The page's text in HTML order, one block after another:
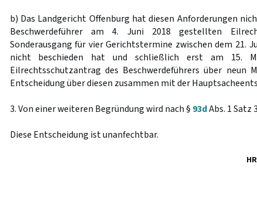
b) Das Landgericht Offenburg hat diesen Anforderungen
Beschwerdeführer am 4. Juni 2018 gestellten
Sonderausgang für vier Gerichtstermine zwischen dem 21.
nicht beschieden hat und schließlich erst am 15.
Eilrechtsschutzantrag des Beschwerdeführers über neun
Entscheidung über diesen zusammen mit der
3. Von einer weiteren Begründung wird nach § 93dAbs. 1 Satz
Diese Entscheidung ist unanfechtbar.